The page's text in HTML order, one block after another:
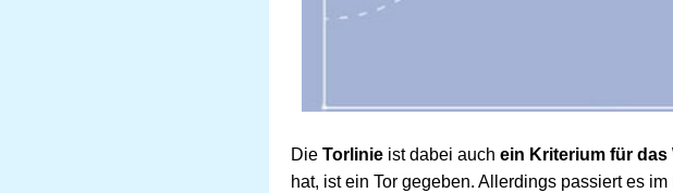
Die Torlinie ist dabei auch ein Kriterium für das
hat, ist ein Tor gegeben. Allerdings passiert es